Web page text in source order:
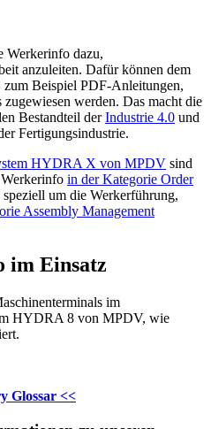
Werkerinfo dazu,
anzuleiten. Dafür können dem
Beispiel PDF-Anleitungen,
werden. Das macht die
Bestandteil derIndustrie 4.0 und
Fertigungsindustrie.
HYDRA X von MPDV sind
in der Kategorie Order
speziell um die Werkerführung,
Assembly Management
im Einsatz
im
HYDRA 8 von MPDV, wie
Glossar <<